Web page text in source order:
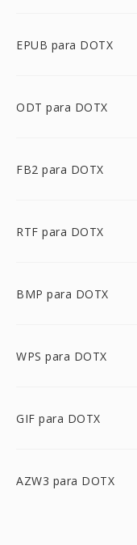
EPUB para DOTX
ODT para DOTX
FB2 para DOTX
RTF para DOTX
BMP para DOTX
WPS para DOTX
GIF para DOTX
AZW3 para DOTX